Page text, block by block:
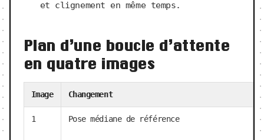
et clignement en même temps.
Plan d’une boucle d’attente
en quatre images
Image Changement
1 Pose médiane de référence